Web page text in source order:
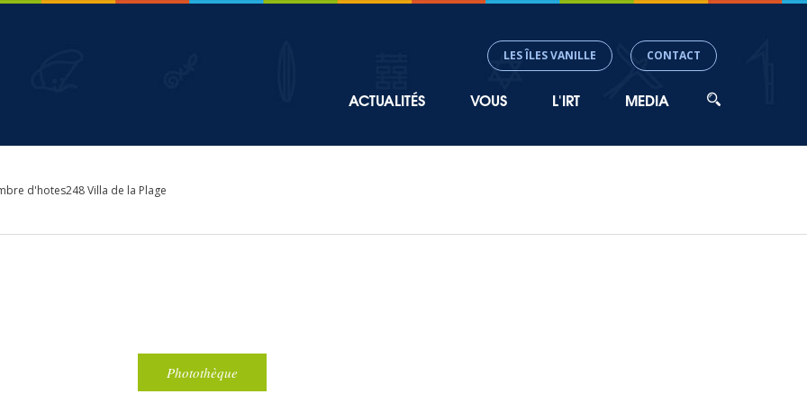
navigation
ACTUALITÉS VOUS L'IRT MEDIA
LES ÎLES VANILLE CONTACT
d'hotes248 Villa de la Plage
Photothèque